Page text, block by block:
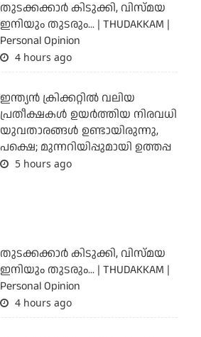
തുടക്കക്കാര്‍ കിടുക്കി, വിസ്മയ
ഇനിയും തുടരും... | THUDAKKAM |
Personal Opinion
4 hours ago
ഇന്ത്യന്‍ ക്രിക്കറ്റില്‍ വലിയ
പ്രതീക്ഷകള്‍ ഉയര്‍ത്തിയ നിരവധി
യുവതാരങ്ങള്‍ ഉണ്ടായിരുന്നു,
പക്ഷെ; മുന്നറിയിപ്പുമായി ഉത്തപ്പ
5 hours ago
തുടക്കക്കാര്‍ കിടുക്കി, വിസ്മയ
ഇനിയും തുടരും... | THUDAKKAM |
Personal Opinion
4 hours ago